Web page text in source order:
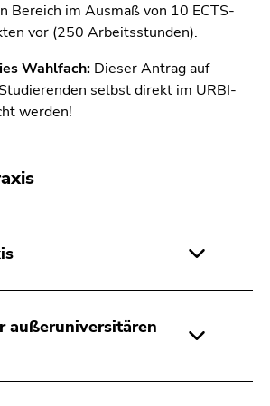
Bereich im Ausmaß von 10 ECTS-
vor (250 Arbeitsstunden).
Wahlfach: Dieser Antrag auf
selbst direkt im URBI-
werden!
außeruniversitären